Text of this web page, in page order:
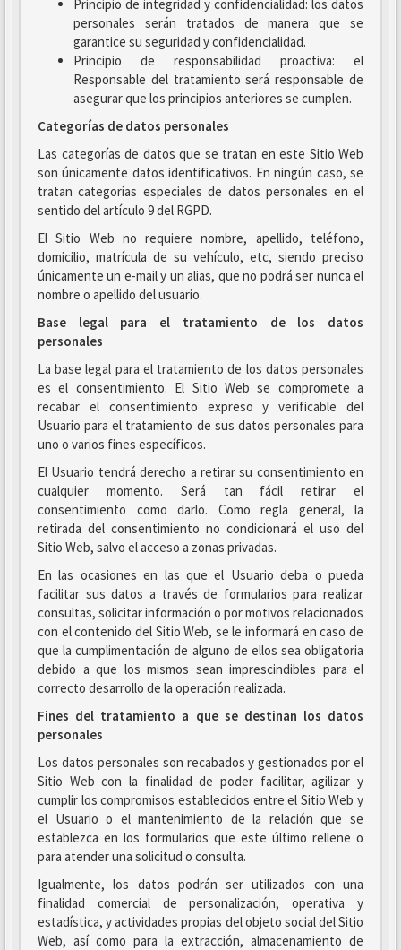
Principio de integridad y confidencialidad: los datos
personales serán tratados de manera que se
garantice su seguridad y confidencialidad.
Principio de responsabilidad proactiva: el
Responsable del tratamiento será responsable de
asegurar que los principios anteriores se cumplen.
Categorías de datos personales
Las categorías de datos que se tratan en este Sitio Web
son únicamente datos identificativos. En ningún caso, se
tratan categorías especiales de datos personales en el
sentido del artículo 9 del RGPD.
El Sitio Web no requiere nombre, apellido, teléfono,
domicilio, matrícula de su vehículo, etc, siendo preciso
únicamente un e-mail y un alias, que no podrá ser nunca el
nombre o apellido del usuario.
Base legal para el tratamiento de los datos
personales
La base legal para el tratamiento de los datos personales
es el consentimiento. El Sitio Web se compromete a
recabar el consentimiento expreso y verificable del
Usuario para el tratamiento de sus datos personales para
uno o varios fines específicos.
El Usuario tendrá derecho a retirar su consentimiento en
cualquier momento. Será tan fácil retirar el
consentimiento como darlo. Como regla general, la
retirada del consentimiento no condicionará el uso del
Sitio Web, salvo el acceso a zonas privadas.
En las ocasiones en las que el Usuario deba o pueda
facilitar sus datos a través de formularios para realizar
consultas, solicitar información o por motivos relacionados
con el contenido del Sitio Web, se le informará en caso de
que la cumplimentación de alguno de ellos sea obligatoria
debido a que los mismos sean imprescindibles para el
correcto desarrollo de la operación realizada.
Fines del tratamiento a que se destinan los datos
personales
Los datos personales son recabados y gestionados por el
Sitio Web con la finalidad de poder facilitar, agilizar y
cumplir los compromisos establecidos entre el Sitio Web y
el Usuario o el mantenimiento de la relación que se
establezca en los formularios que este último rellene o
para atender una solicitud o consulta.
Igualmente, los datos podrán ser utilizados con una
finalidad comercial de personalización, operativa y
estadística, y actividades propias del objeto social del Sitio
Web, así como para la extracción, almacenamiento de